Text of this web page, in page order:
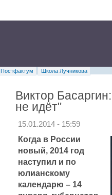
Постфактум
Школа Лучникова
Виктор
не идёт"
15.01.2014 - 15:59
Когда в России
новый, 2014 год
наступил и по
юлианскому
календарю – 14